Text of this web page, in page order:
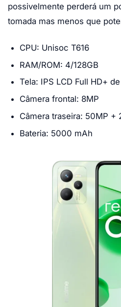
possivelmente perderá um
tomada mas menos que
CPU: Unisoc T616
RAM/ROM: 4/128GB
Tela: IPS LCD Full HD+
Câmera frontal: 8MP
Câmera traseira: 50MP +
Bateria: 5000 mAh